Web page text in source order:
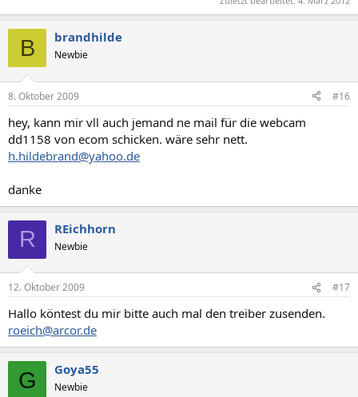
B brandhilde
Newbie
8. Oktober 2009 #16
hey, kann mir vll auch jemand ne mail für die webcam
dd1158 von ecom schicken. wäre sehr nett.
h.hildebrand@yahoo.de
danke
R REichhorn
Newbie
12. Oktober 2009 #17
Hallo köntest du mir bitte auch mal den treiber zusenden.
roeich@arcor.de
G Goya55
Newbie